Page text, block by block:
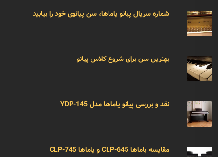
شماره سریال پیانو یاماها، سن پیانوی خود را بیابید
بهترین سن برای شروع کلاس پیانو
نقد و بررسی پیانو یاماها مدل YDP-145
مقایسه یاماها CLP-645 و یاماها CLP-745